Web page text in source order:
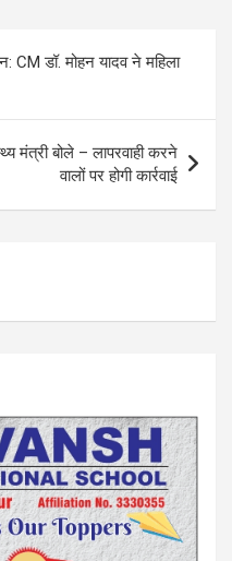
n
k
CM डॉ. मोहन यादव ने महिला
मंत्री बोले – लापरवाही करने
वालों पर होगी कार्रवाई